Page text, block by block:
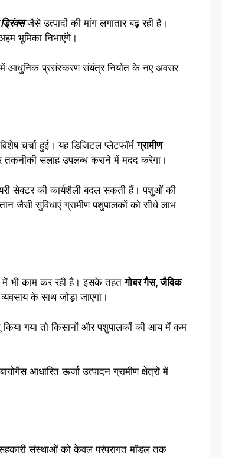
जैसे उत्पादों की मांग लगातार बढ़ रही है।
भूमिका निभाएंगे।
में आधुनिक प्रसंस्करण संयंत्र निर्यात के नए अवसर
चर्चा हुई। यह डिजिटल प्लेटफॉर्मग्रामीण
तकनीकी सलाह उपलब्ध कराने में मदद करेगा।
सेक्टर की कार्यशैली बदल सकती हैं। पशुओं की
जैसी सुविधाएं ग्रामीण पशुपालकों को सीधे लाभ
में भी काम कर रही है। इसके तहतगोबर गैस, जैविक
के साथ जोड़ा जाएगा।
किया गया तो किसानों और पशुपालकों की आय में कम
आधारित ऊर्जा उत्पादन ग्रामीण क्षेत्रों में
संस्थाओं को केवल परंपरागत मॉडल तक